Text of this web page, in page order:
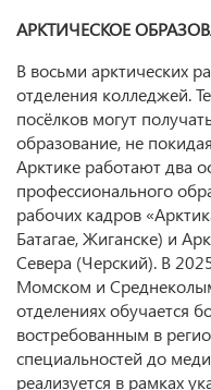
АРКТИЧЕСКОЕ
В восьми арктических
отделения колледжей.
посёлков могут
образование, не
Арктике работают два
профессионального
рабочих кадров
Батагае, Жиганске) и
Севера (Черский). В
Момском и
отделениях обучается
востребованным в
специальностей до
реализуется в рамках